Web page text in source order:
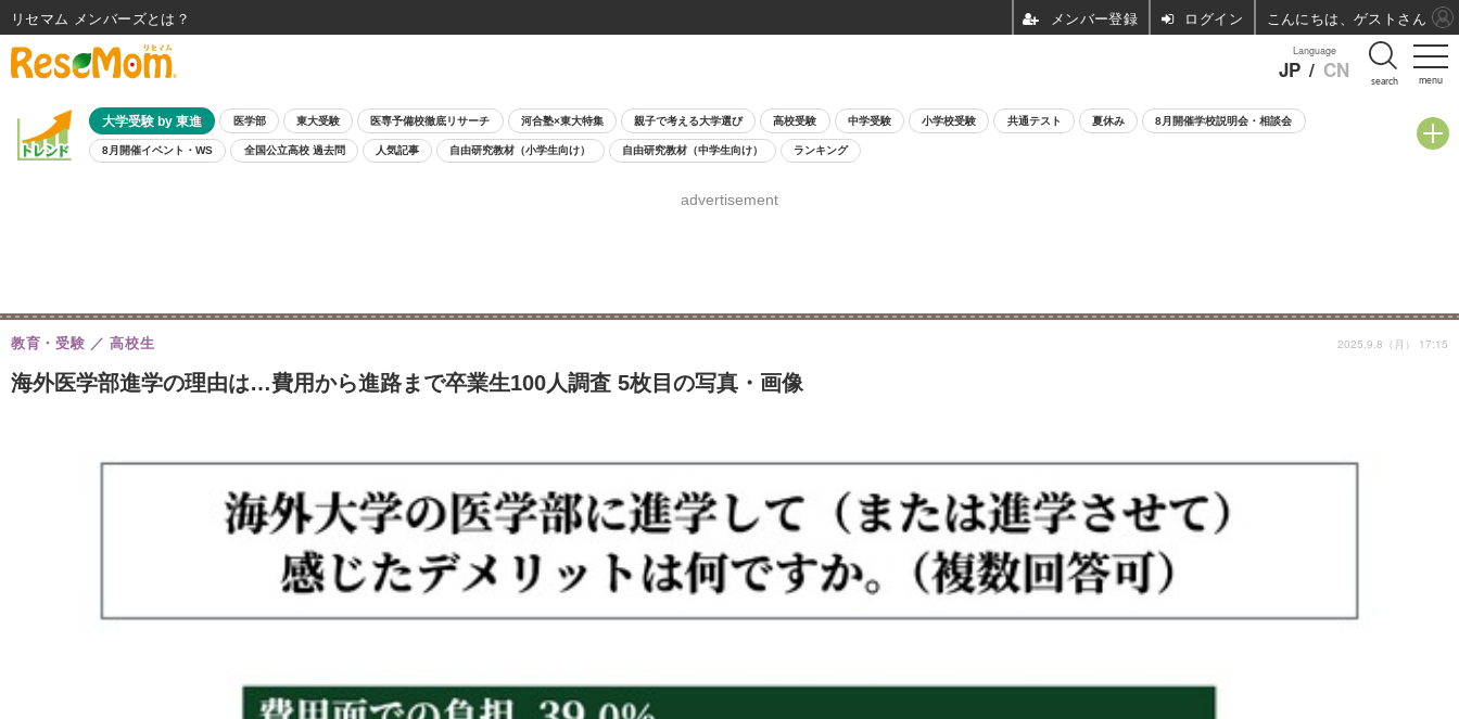
menu
Language
JP / CN search
大学受験 by 東進 医学部 東大受験 医専予備校徹底リサーチ 河合塾×東大特集 親子で考える大学選び 高校受験 中学受験 小学校受験 共通テスト 夏休み 8月開催学校説明会・相談会
8月開催イベント・WS 全国公立高校 過去問 人気記事 自由研究教材（小学生向け） 自由研究教材（中学生向け） ランキング
advertisement
海外医学部進学の理由は…費用から進路まで卒業生100人調査 5枚目の写真・画像
教育・受験 高校生 2025.9.8（月） 17:15
リセマム メンバーズ ログイン こんにちは、ゲストさん